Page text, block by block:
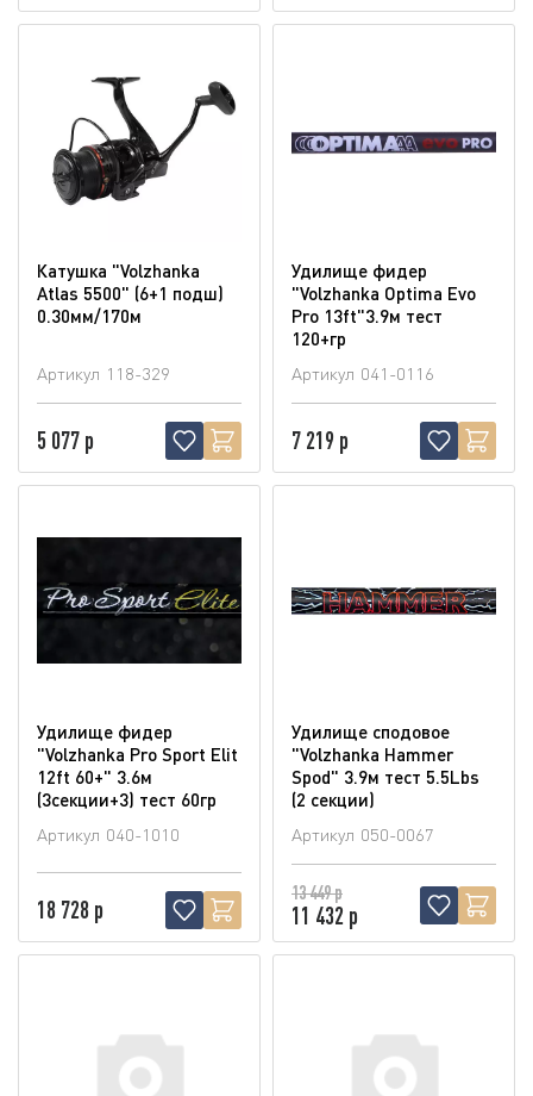
Катушка "Volzhanka
Atlas 5500" (6+1 подш)
0.30мм/170м
Артикул 118-329
5 077 р
Удилище фидер
"Volzhanka Optima Evo
Pro 13ft"3.9м тест
120+гр
Артикул 041-0116
7 219 р
Удилище фидер
"Volzhanka Pro Sport Elit
12ft 60+" 3.6м
(3секции+3) тест 60гр
Артикул 040-1010
18 728 р
Удилище сподовое
"Volzhanka Hammer
Spod" 3.9м тест 5.5Lbs
(2 секции)
Артикул 050-0067
13 449 р
11 432 р